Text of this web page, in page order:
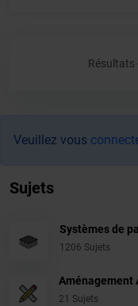
Résultats
Veuillez vous
Sujets
Systèmes de
1206 Sujets
Aménagement
21 Sujets